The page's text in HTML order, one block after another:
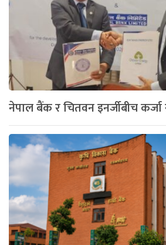
नेपाल बैंक र चितवन इनर्जीबीच